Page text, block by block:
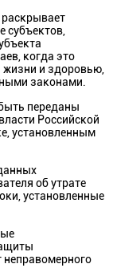
раскрывает
субъектов,
когда это
жизни и здоровью,
законами.
переданы
Российской
установленным
об утрате
установленные